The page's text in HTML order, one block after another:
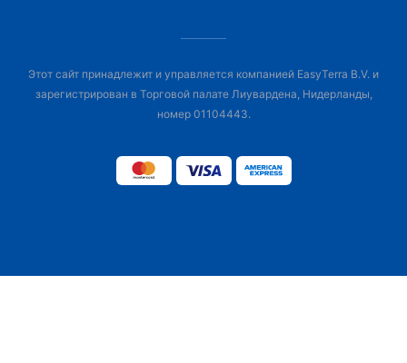
Этот сайт принадлежит и управляется компанией EasyTerra B.V. и
зарегистрирован в Торговой палате Лиувардена, Нидерланды,
номер 01104443.